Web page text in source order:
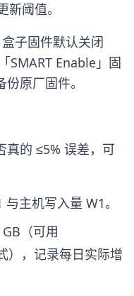
阈值。
子固件默认关闭
SMART Enable」固
原厂固件。
真的 ≤5% 误差，可
主机写入量 W1。
（可用
），记录每日实际增